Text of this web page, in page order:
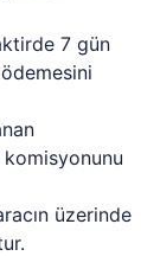
7 gün
üzerinde